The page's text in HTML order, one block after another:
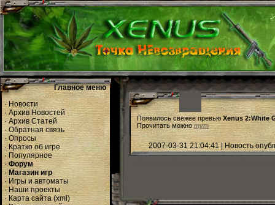
Главное меню
·Новости
·Архив Новостей
·Архив Статей
·Обратная связь
·Опросы
·Кратко об игре
· Популярное
· Форум
·Магазин игр
· Игры и автоматы
·Наши проекты
·Карта сайта(xml )
Появилось свежее превью Xenus 2:White
Прочитать можнотут
2007-03-31 21:04:41 | Новость